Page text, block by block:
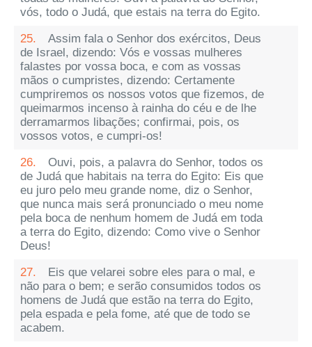
vós, todo o Judá, que estais na terra do Egito.
25.
Assim fala o Senhor dos exércitos, Deus
de Israel, dizendo: Vós e vossas mulheres
falastes por vossa boca, e com as vossas
mãos o cumpristes, dizendo: Certamente
cumpriremos os nossos votos que fizemos, de
queimarmos incenso à rainha do céu e de lhe
derramarmos libações; confirmai, pois, os
vossos votos, e cumpri-os!
26.
Ouvi, pois, a palavra do Senhor, todos os
de Judá que habitais na terra do Egito: Eis que
eu juro pelo meu grande nome, diz o Senhor,
que nunca mais será pronunciado o meu nome
pela boca de nenhum homem de Judá em toda
a terra do Egito, dizendo: Como vive o Senhor
Deus!
27.
Eis que velarei sobre eles para o mal, e
não para o bem; e serão consumidos todos os
homens de Judá que estão na terra do Egito,
pela espada e pela fome, até que de todo se
acabem.